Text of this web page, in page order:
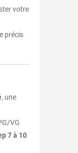
votre
précis
, une
VG
7 à 10